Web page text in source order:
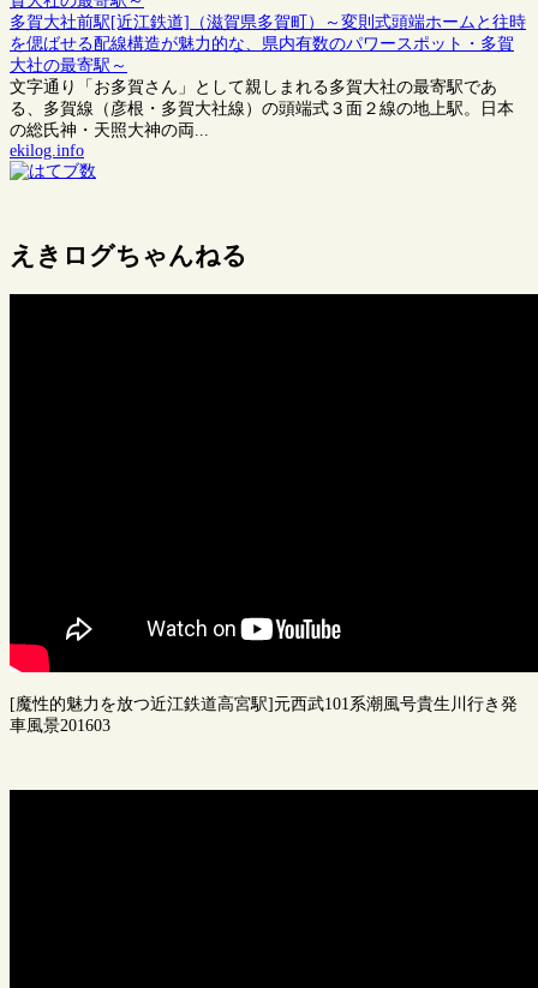
多賀大社前駅[近江鉄道]（滋賀県多賀町）～変則式頭端ホームと往時
を偲ばせる配線構造が魅力的な、県内有数のパワースポット・多賀
大社の最寄駅～
文字通り「お多賀さん」として親しまれる多賀大社の最寄駅であ
る、多賀線（彦根・多賀大社線）の頭端式３面２線の地上駅。日本
の総氏神・天照大神の両...
ekilog.info
えきログちゃんねる
[魔性的魅力を放つ近江鉄道高宮駅]元西武101系潮風号貴生川行き発
車風景201603